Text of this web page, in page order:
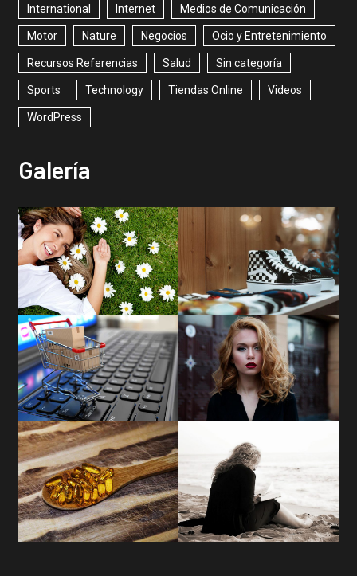
International Internet Medios de Comunicación
Motor Nature Negocios Ocio y Entretenimiento
Recursos Referencias Salud Sin categoría
Sports Technology Tiendas Online Videos
WordPress
Galería